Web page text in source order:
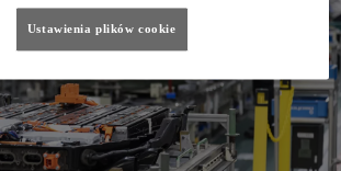
Ustawienia plików cookie